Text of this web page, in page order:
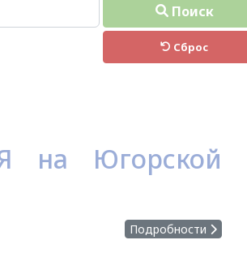
Поиск
Сброс
на Югорской
Подробности